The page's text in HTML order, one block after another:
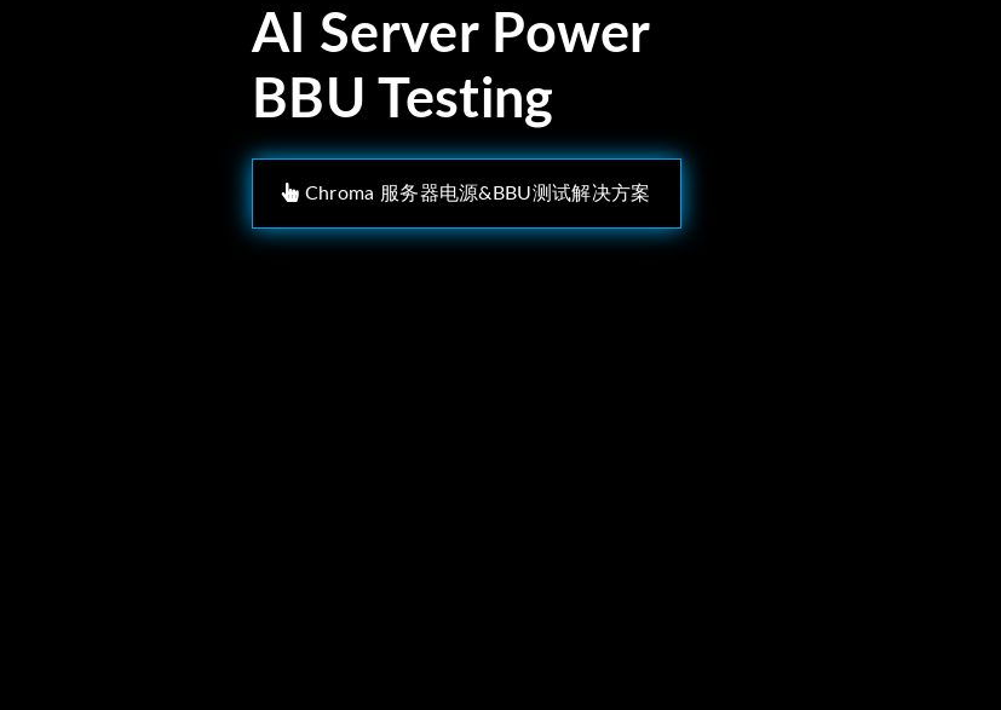
AI Server Power
BBU Testing
Chroma 服务器电源&BBU测试解决方案